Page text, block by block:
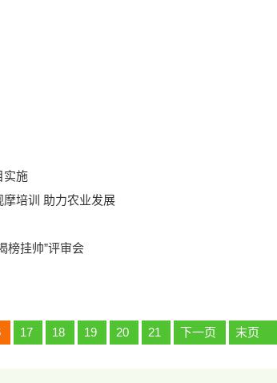
实施
培训 助力农业发展
榜挂帅”评审会
17 18 19 20 21 下一页 末页